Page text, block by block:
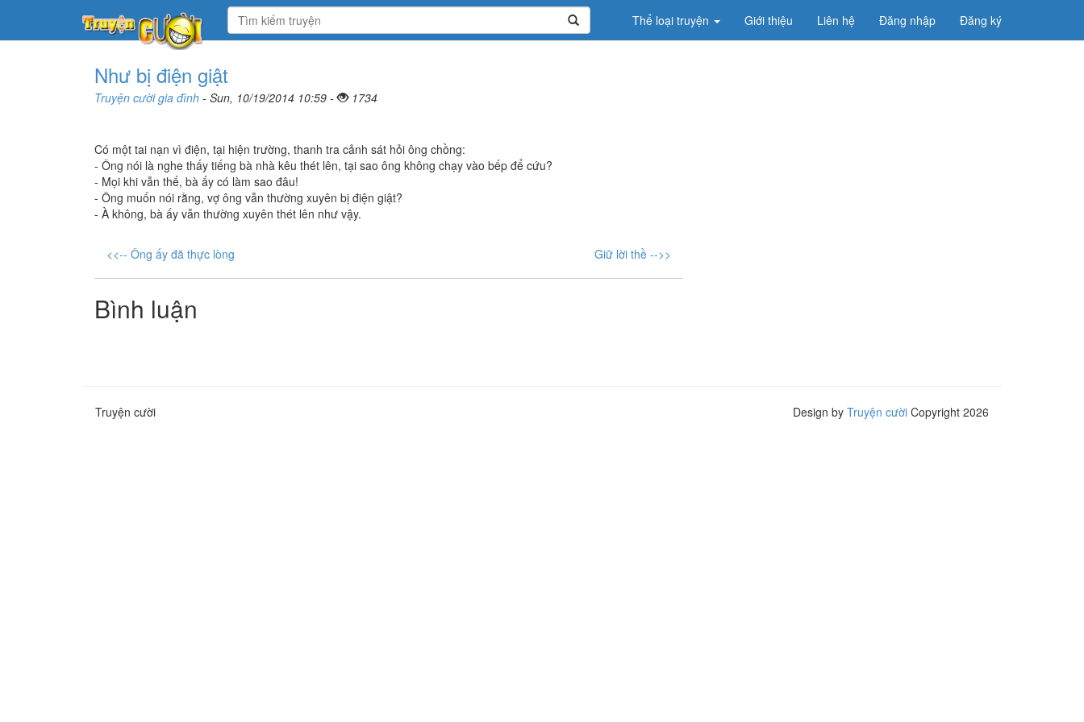
Thể loại truyện Giới thiệu Liên hệ Đăng nhập Đăng ký
Như bị điện giật
Truyện cười gia đình - Sun, 10/19/2014 10:59 - 1734
Có một tai nạn vì điện, tại hiện trường, thanh tra cảnh sát hỏi ông chồng:
- Ông nói là nghe thấy tiếng bà nhà kêu thét lên, tại sao ông không chạy vào bếp để cứu?
- Mọi khi vẫn thế, bà ấy có làm sao đâu!
- Ông muốn nói rằng, vợ ông vẫn thường xuyên bị điện giật?
- À không, bà ấy vẫn thường xuyên thét lên như vậy.
<<-- Ông ấy đã thực lòng Giữ lời thề -->>
Bình luận
Truyện cười Design by Truyện cười Copyright 2026